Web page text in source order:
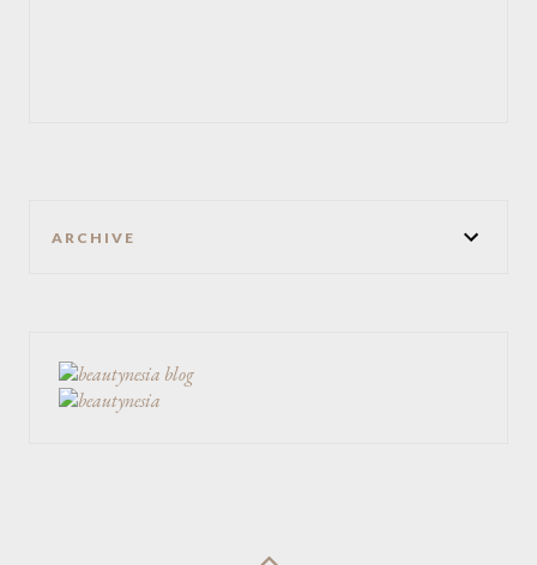
ARCHIVE